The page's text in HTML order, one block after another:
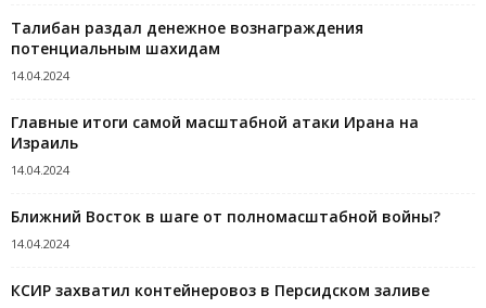
Талибан раздал денежное вознаграждения
потенциальным шахидам
14.04.2024
Главные итоги самой масштабной атаки Ирана на
Израиль
14.04.2024
Ближний Восток в шаге от полномасштабной войны?
14.04.2024
КСИР захватил контейнеровоз в Персидском заливе